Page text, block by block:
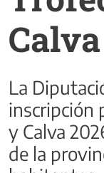
Calva
La
inscripción
y Calva
de la